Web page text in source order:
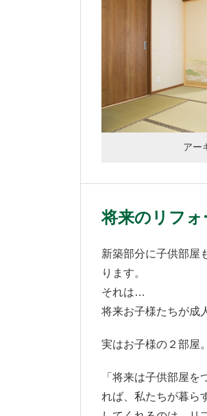
アー
将来のリフ
新築部分に子供部屋
ります。
それは…
将来お子様たちが成
実はお子様の２部屋
「将来は子供部屋
れば、私たちが暮ら